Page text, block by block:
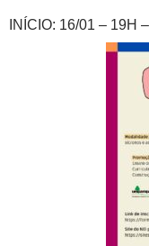
INÍCIO: 16/01 – 19H